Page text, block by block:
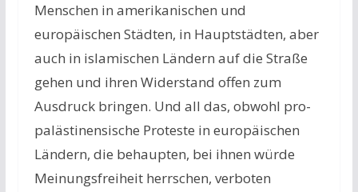
Menschen in amerikanischen und
europäischen Städten, in Hauptstädten, aber
auch in islamischen Ländern auf die Straße
gehen und ihren Widerstand offen zum
Ausdruck bringen. Und all das, obwohl pro-
palästinensische Proteste in europäischen
Ländern, die behaupten, bei ihnen würde
Meinungsfreiheit herrschen, verboten